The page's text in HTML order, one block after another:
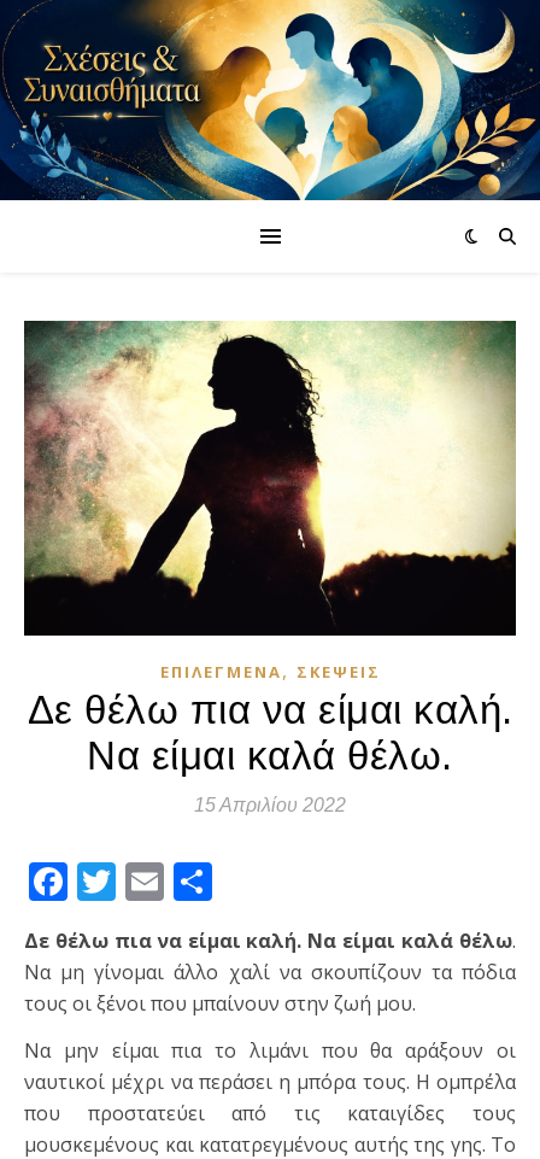
ΕΠΙΛΕΓΜΈΝΑ, ΣΚΈΨΕΙΣ
Δε θέλω πια να είμαι καλή.
Να είμαι καλά θέλω.
15 Απριλίου 2022
Facebook
Twitter
Email
Δε θέλω πια να είμαι καλή. Να είμαι καλά θέλω.
Να μη γίνομαι άλλο χαλί να σκουπίζουν τα πόδια
τους οι ξένοι που μπαίνουν στην ζωή μου.
Να μην είμαι πια το λιμάνι που θα αράξουν οι
ναυτικοί μέχρι να περάσει η μπόρα τους. Η ομπρέλα
που προστατεύει από τις καταιγίδες τους
μουσκεμένους και κατατρεγμένους αυτής της γης. Το